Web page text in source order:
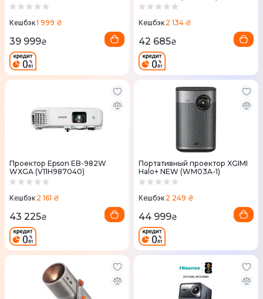
Set+Powerbase (WK08K-2)
Кешбэк1 999 ₴
39 999₴
Кешбэк 2 134 ₴
42 685₴
Проектор Epson EB-982W
WXGA (V11H987040)
Кешбэк 2 161 ₴
43 225₴
Портативный проектор XGIMI
Halo+ NEW (WM03A-1)
Кешбэк 2 249 ₴
44 999₴